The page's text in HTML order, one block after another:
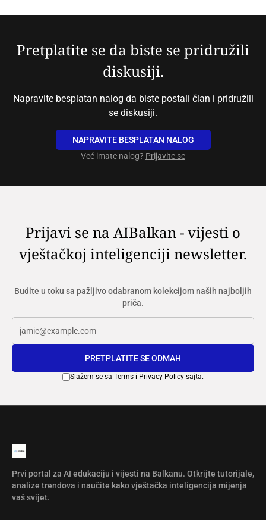
Pretplatite se da biste se pridružili
diskusiji.
Napravite besplatan nalog da biste postali član i pridružili
se diskusiji.
NAPRAVITE BESPLATAN NALOG
Već imate nalog? Prijavite se
Prijavi se na AIBalkan - vijesti o
vještačkoj inteligenciji newsletter.
Budite u toku sa pažljivo odabranom kolekcijom naših najboljih
priča.
PRETPLATITE SE ODMAH
Slažem se sa Terms i Privacy Policy sajta.
Prvi portal za AI edukaciju i vijesti na Balkanu. Otkrijte tutorijale,
analize trendova i naučite kako vještačka inteligencija mijenja
vaš svijet.